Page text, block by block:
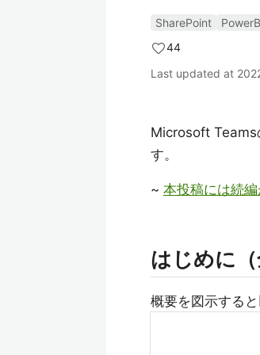
SharePoint
44
Last updated at
Microsoft Teams
す。
~ 本投稿には続編
はじめに（
概要を図示すると